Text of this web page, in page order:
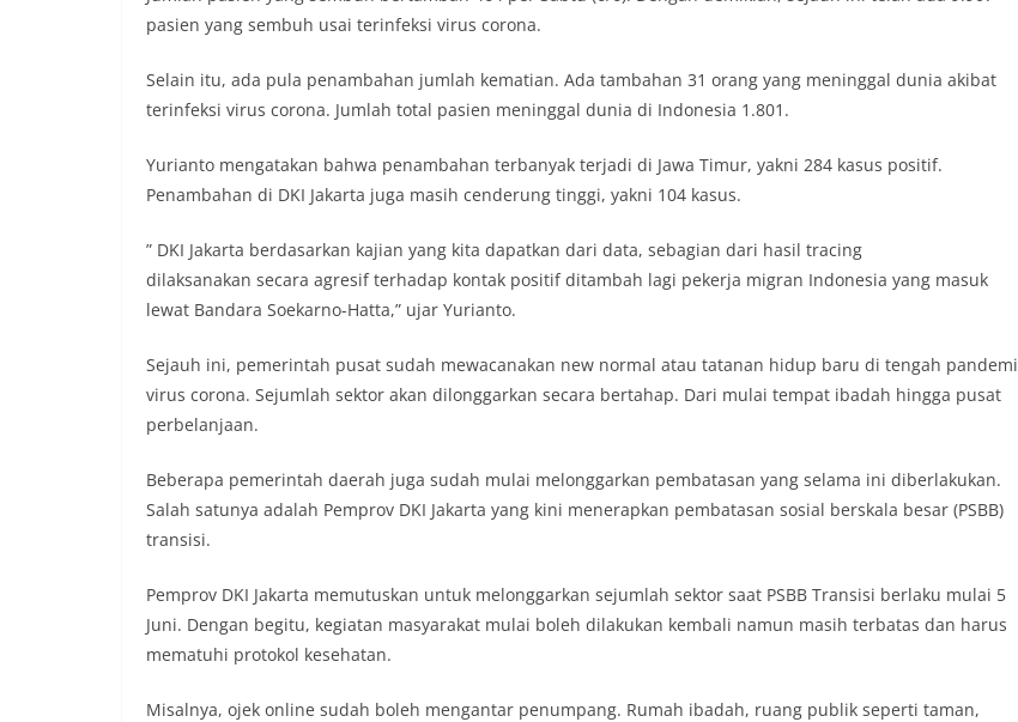
pasien yang sembuh usai terinfeksi virus corona.
Selain itu, ada pula penambahan jumlah kematian. Ada tambahan 31 orang yang meninggal dunia akibat
terinfeksi virus corona. Jumlah total pasien meninggal dunia di Indonesia 1.801.
Yurianto mengatakan bahwa penambahan terbanyak terjadi di Jawa Timur, yakni 284 kasus positif.
Penambahan di DKI Jakarta juga masih cenderung tinggi, yakni 104 kasus.
” DKI Jakarta berdasarkan kajian yang kita dapatkan dari data, sebagian dari hasil tracing
dilaksanakan secara agresif terhadap kontak positif ditambah lagi pekerja migran Indonesia yang masuk
lewat Bandara Soekarno-Hatta,” ujar Yurianto.
Sejauh ini, pemerintah pusat sudah mewacanakan new normal atau tatanan hidup baru di tengah pandemi
virus corona. Sejumlah sektor akan dilonggarkan secara bertahap. Dari mulai tempat ibadah hingga pusat
perbelanjaan.
Beberapa pemerintah daerah juga sudah mulai melonggarkan pembatasan yang selama ini diberlakukan.
Salah satunya adalah Pemprov DKI Jakarta yang kini menerapkan pembatasan sosial berskala besar (PSBB)
transisi.
Pemprov DKI Jakarta memutuskan untuk melonggarkan sejumlah sektor saat PSBB Transisi berlaku mulai 5
Juni. Dengan begitu, kegiatan masyarakat mulai boleh dilakukan kembali namun masih terbatas dan harus
mematuhi protokol kesehatan.
Misalnya, ojek online sudah boleh mengantar penumpang. Rumah ibadah, ruang publik seperti taman,